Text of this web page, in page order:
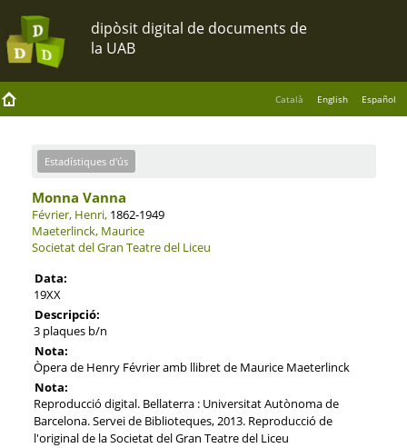
Català English Español
Estadístiques d'ús
Monna Vanna
Février, Henri,1862-1949
Maeterlinck, Maurice
Societat del Gran Teatre del Liceu
Data:
19XX
Descripció:
3 plaques b/n
Nota:
Òpera de Henry Février amb llibret de Maurice Maeterlinck
Nota:
Reproducció digital. Bellaterra : Universitat Autònoma de
Barcelona. Servei de Biblioteques, 2013. Reproducció de
l'original de la Societat del Gran Teatre del Liceu